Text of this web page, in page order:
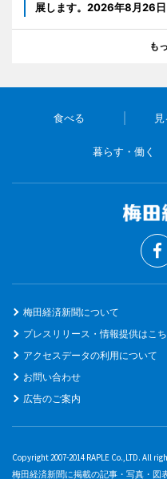
展します。2026年8月26日
も
食べる
暮らす・働く
梅田経済新聞について
プレスリリース・情報提供はこ
アクセスデータの利用について
お問い合わせ
広告のご案内
Copyright 2007-2014 RAPLE Co.,LTD. All
梅田経済新聞に掲載の記事・写真・図